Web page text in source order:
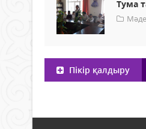
Тума
Пікір қалдыру